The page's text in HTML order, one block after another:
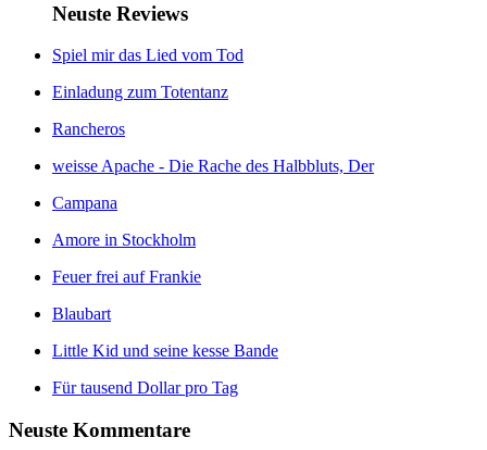
Neuste Reviews
Spiel mir das Lied vom Tod
Einladung zum Totentanz
Rancheros
weisse Apache - Die Rache des Halbbluts, Der
Campana
Amore in Stockholm
Feuer frei auf Frankie
Blaubart
Little Kid und seine kesse Bande
Für tausend Dollar pro Tag
Neuste Kommentare